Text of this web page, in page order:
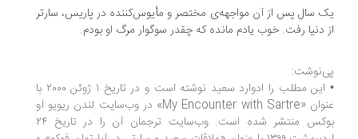
سال پس از آن مواجهه‌ی مختصر و مأیوس‌کننده در پاریس، سارتر
دنیا رفت. خوب یادم مانده که چقدر سوگوار مرگ او بودم.
• این مطلب را ادوارد سعید نوشته است و در تاریخ ۱ ژوئن ۲۰۰۰ با
عنوان «My Encounter with Sartre» در وب‌سایت لندن ریویو آو
بوکس منتشر شده است. وب‌سایت ترجمان آن را در تاریخ ۲۴